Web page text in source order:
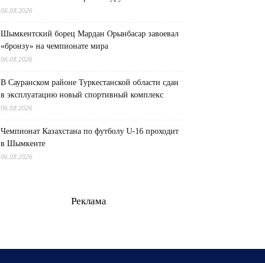
06.08.2026
Шымкентский борец Мардан Орынбасар завоевал
«бронзу» на чемпионате мира
06.08.2026
В Сауранском районе Туркестанской области сдан
в эксплуатацию новый спортивный комплекс
06.08.2026
Чемпионат Казахстана по футболу U-16 проходит
в Шымкенте
06.08.2026
Реклама